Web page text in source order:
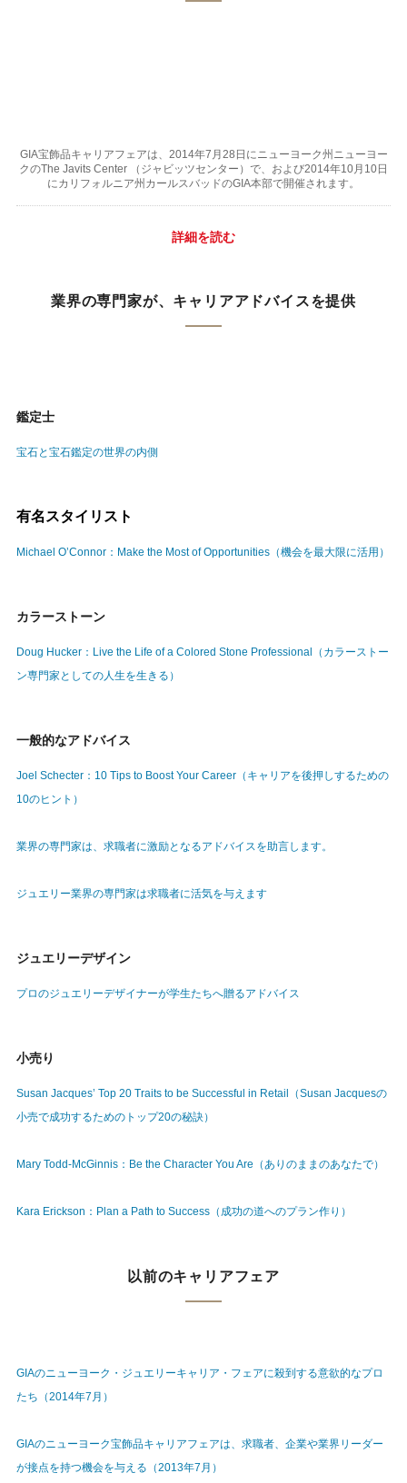
GIA宝飾品キャリアフェアは、2014年7月28日にニューヨーク州ニューヨー
クのThe Javits Center （ジャビッツセンター）で、および2014年10月10日
にカリフォルニア州カールスバッドのGIA本部で開催されます。
詳細を読む
業界の専門家が、キャリアアドバイスを提供
鑑定士
宝石と宝石鑑定の世界の内側
有名スタイリスト
Michael O’Connor：Make the Most of Opportunities（機会を最大限に活用）
カラーストーン
Doug Hucker：Live the Life of a Colored Stone Professional（カラーストー
ン専門家としての人生を生きる）
一般的なアドバイス
Joel Schecter：10 Tips to Boost Your Career（キャリアを後押しするための
10のヒント）
業界の専門家は、求職者に激励となるアドバイスを助言します。
ジュエリー業界の専門家は求職者に活気を与えます
ジュエリーデザイン
プロのジュエリーデザイナーが学生たちへ贈るアドバイス
小売り
Susan Jacques’ Top 20 Traits to be Successful in Retail（Susan Jacquesの
小売で成功するためのトップ20の秘訣）
Mary Todd-McGinnis：Be the Character You Are（ありのままのあなたで）
Kara Erickson：Plan a Path to Success（成功の道へのプラン作り）
以前のキャリアフェア
GIAのニューヨーク・ジュエリーキャリア・フェアに殺到する意欲的なプロ
たち（2014年7月）
GIAのニューヨーク宝飾品キャリアフェアは、求職者、企業や業界リーダー
が接点を持つ機会を与える（2013年7月）